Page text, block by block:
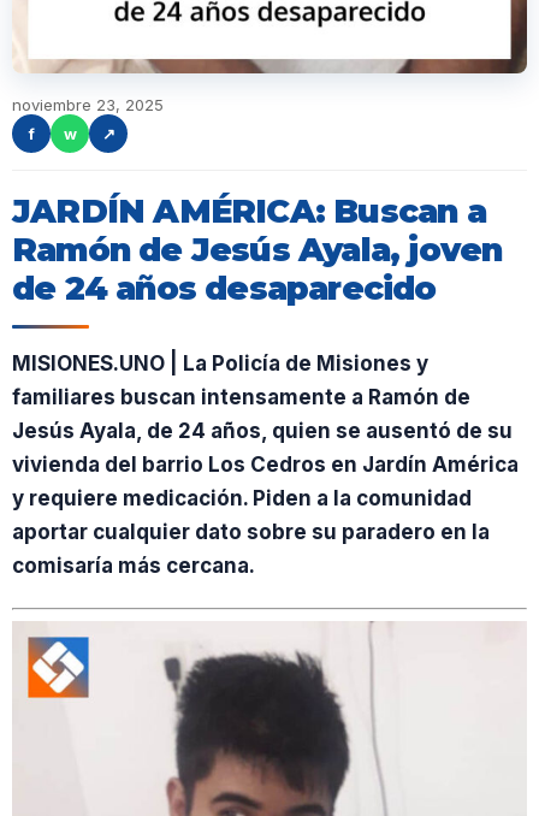
noviembre 23, 2025
f
w ↗
JARDÍN AMÉRICA: Buscan a
Ramón de Jesús Ayala, joven
de 24 años desaparecido
MISIONES.UNO | La Policía de Misiones y
familiares buscan intensamente a Ramón de
Jesús Ayala, de 24 años, quien se ausentó de su
vivienda del barrio Los Cedros en Jardín América
y requiere medicación. Piden a la comunidad
aportar cualquier dato sobre su paradero en la
comisaría más cercana.